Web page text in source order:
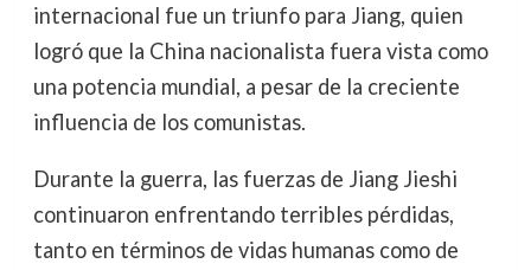
internacional fue un triunfo para Jiang, quien
logró que la China nacionalista fuera vista como
una potencia mundial, a pesar de la creciente
influencia de los comunistas.
Durante la guerra, las fuerzas de Jiang Jieshi
continuaron enfrentando terribles pérdidas,
tanto en términos de vidas humanas como de